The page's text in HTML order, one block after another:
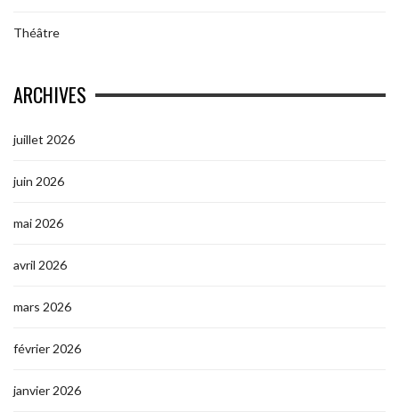
Théâtre
ARCHIVES
juillet 2026
juin 2026
mai 2026
avril 2026
mars 2026
février 2026
janvier 2026